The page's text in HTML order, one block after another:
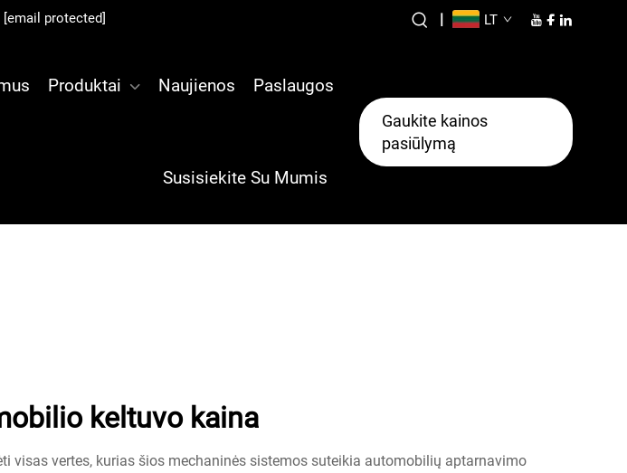
[email protected] | LT
Produktai Naujienos Paslaugos
Susisiekite Su Mumis
Gaukite kainos
pasiūlymą
keltuvo kaina
vertes, kurias šios mechaninės sistemos suteikia automobilių aptarnavimo